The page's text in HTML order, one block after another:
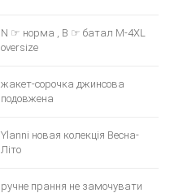
N ☞ норма , B ☞ батал M-4XL
oversize
жакет-сорочка джинсова
подовжена
Ylanni новая колекція Весна-
Літо
ручне прання не замочувати